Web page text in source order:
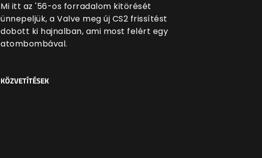
Mi itt az '56-os forradalom kitörését
ünnepeljük, a Valve meg új CS2 frissítést
dobott ki hajnalban, ami most felért egy
atombombával.
KÖZVETÍTÉSEK